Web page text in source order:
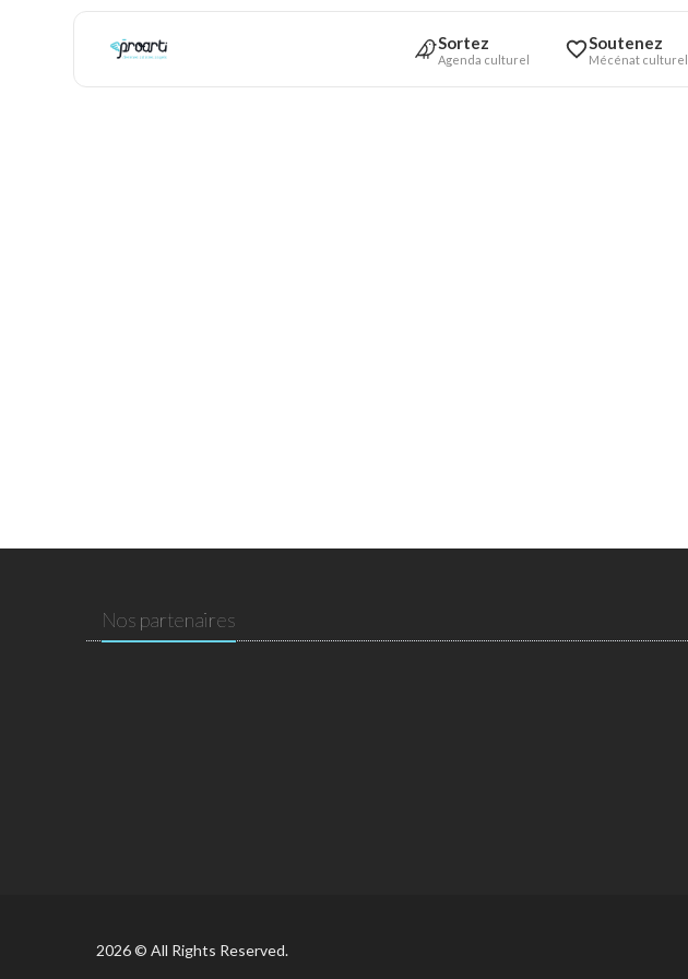
Sortez
Agenda culturel
Soutenez
Mécénat culturel
Nos partenaires
2026 © All Rights Reserved.